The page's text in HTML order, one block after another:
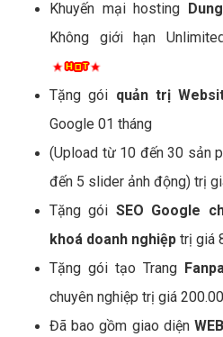
Khuyến mại hosting
Không giới hạn
Tặng gói quản trị
Google 01 tháng
(Upload từ 10 đến 30 sản
đến 5 slider ảnh động) trị
Tặng gói SEO Google
khoá doanh nghiệp trị giá
Tặng gói tạo Trang
chuyên nghiệp trị giá
Đã bao gồm giao diện